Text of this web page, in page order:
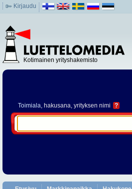
Kirjaudu
Kotimainen yrityshakemisto
Toimiala, hakusana, yrityksen nimi ?